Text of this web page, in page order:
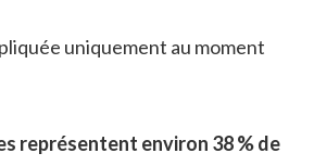
uniquement au moment
représentent environ 38 % de